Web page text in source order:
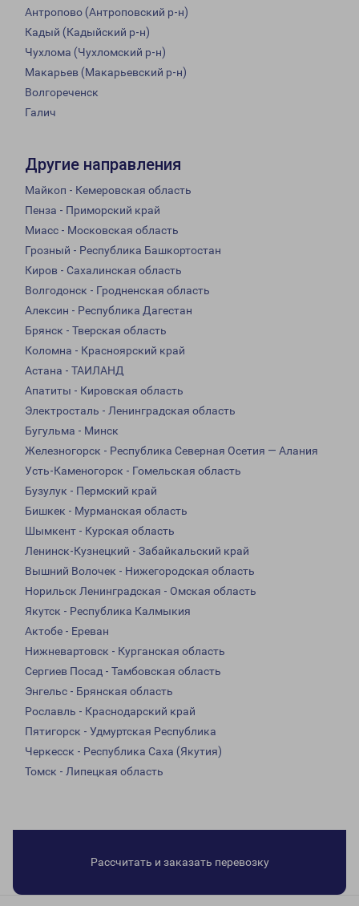
Антропово (Антроповский р-н)
Кадый (Кадыйский р-н)
Чухлома (Чухломский р-н)
Макарьев (Макарьевский р-н)
Волгореченск
Галич
Другие направления
Майкоп - Кемеровская область
Пенза - Приморский край
Миасс - Московская область
Грозный - Республика Башкортостан
Киров - Сахалинская область
Волгодонск - Гродненская область
Алексин - Республика Дагестан
Брянск - Тверская область
Коломна - Красноярский край
Астана - ТАИЛАНД
Апатиты - Кировская область
Электросталь - Ленинградская область
Бугульма - Минск
Железногорск - Республика Северная Осетия — Алания
Усть-Каменогорск - Гомельская область
Бузулук - Пермский край
Бишкек - Мурманская область
Шымкент - Курская область
Ленинск-Кузнецкий - Забайкальский край
Вышний Волочек - Нижегородская область
Норильск Ленинградская - Омская область
Якутск - Республика Калмыкия
Актобе - Ереван
Нижневартовск - Курганская область
Сергиев Посад - Тамбовская область
Энгельс - Брянская область
Рославль - Краснодарский край
Пятигорск - Удмуртская Республика
Черкесск - Республика Саха (Якутия)
Томск - Липецкая область
Рассчитать и заказать перевозку